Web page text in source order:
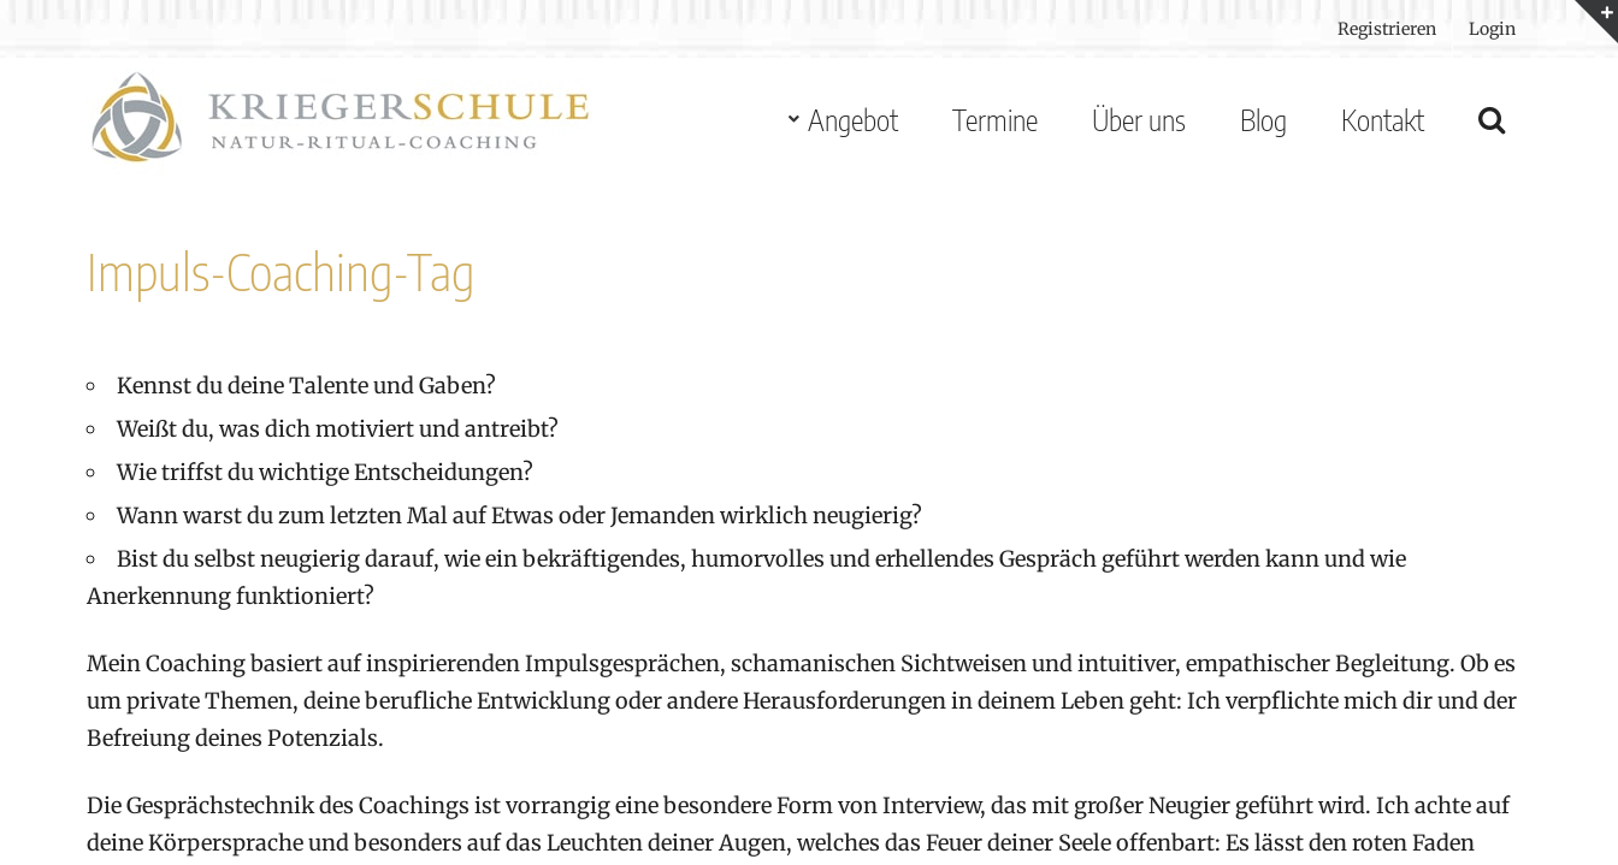
Registrieren Login
Angebot Termine Über uns Blog Kontakt
Impuls-Coaching-Tag
Kennst du deine Talente und Gaben?
Weißt du, was dich motiviert und antreibt?
Wie triffst du wichtige Entscheidungen?
Wann warst du zum letzten Mal auf Etwas oder Jemanden wirklich neugierig?
Bist du selbst neugierig darauf, wie ein bekräftigendes, humorvolles und erhellendes Gespräch geführt werden kann und wie
Anerkennung funktioniert?
Mein Coaching basiert auf inspirierenden Impulsgesprächen, schamanischen Sichtweisen und intuitiver, empathischer Begleitung. Ob es
um private Themen, deine berufliche Entwicklung oder andere Herausforderungen in deinem Leben geht: Ich verpflichte mich dir und der
Befreiung deines Potenzials.
Die Gesprächstechnik des Coachings ist vorrangig eine besondere Form von Interview, das mit großer Neugier geführt wird. Ich achte auf
deine Körpersprache und besonders auf das Leuchten deiner Augen, welches das Feuer deiner Seele offenbart: Es lässt den roten Faden